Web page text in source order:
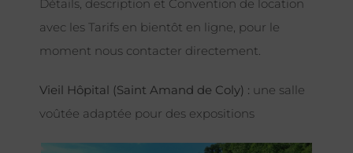
Détails, description et Convention de location
avec les Tarifs en bientôt en ligne, pour le
moment nous contacter directement.
Vieil Hôpital (Saint Amand de Coly) : une salle
voûtée adaptée pour des expositions